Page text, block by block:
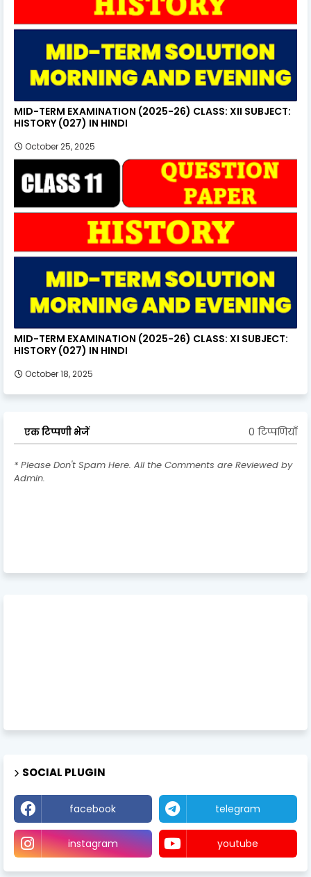
MID-TERM EXAMINATION (2025-26) CLASS: XII SUBJECT:
HISTORY (027) IN HINDI
October 25, 2025
MID-TERM EXAMINATION (2025-26) CLASS: XI SUBJECT:
HISTORY (027) IN HINDI
October 18, 2025
एक टिप्पणी भेजें 0 टिप्पणियाँ
* Please Don't Spam Here. All the Comments are Reviewed by
Admin.
SOCIAL PLUGIN
facebook telegram
instagram youtube